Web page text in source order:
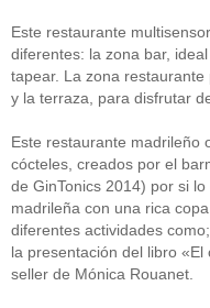
Este restaurante
diferentes: la zona bar,
tapear. La zona
y la terraza, para disfrutar
Este restaurante madrileño
cócteles, creados por el
de GinTonics 2014) por si
madrileña con una rica
diferentes actividades
la presentación del libro
seller de Mónica Rouanet.